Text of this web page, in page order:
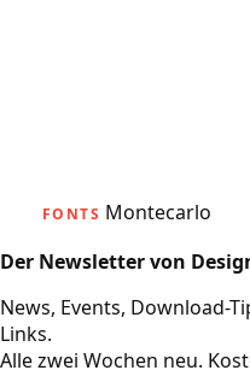
FONTS Montecarlo
Der Newsletter von
News, Events, Download-
Links.
Alle zwei Wochen neu.